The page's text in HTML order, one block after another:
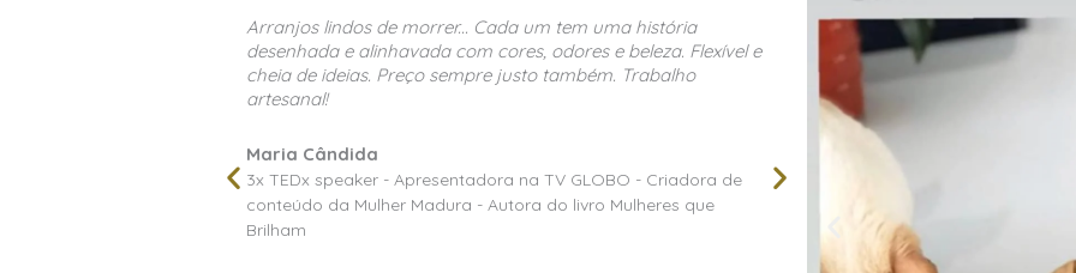
A decoradora e florista Alessandra Lima é uma das
profissionais mais criativas e de bom gosto que conheço!
Sempre que tenho que realizar projetos complexos e especiais
contrato os serviçøs da Alessandra e sempre é uma surpresa
trabalho impecável que você desenvolve. Abraços
Soraya Ibner
Diretora na Soraya Ibner global Events
A Alessandra é uma
comprometida. Todas as
fui prontamente atendida e
minhas expectativas, muito
possam por ela são mágicas!
Images